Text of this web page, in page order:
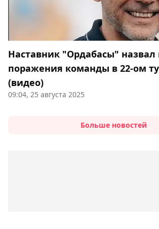
Наставник "Ордабасы"
поражения команды в 22-ом
(видео)
09:04, 25 августа 2025
Больше новостей